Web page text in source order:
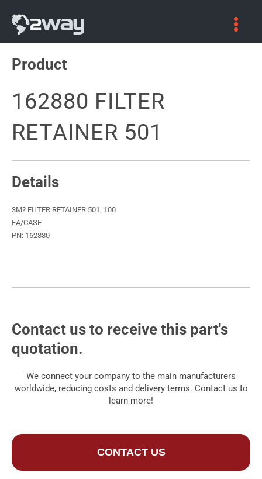
content
Product
162880 FILTER
RETAINER 501
Details
3M? FILTER RETAINER 501, 100
EA/CASE
PN: 162880
Contact us to receive this part's
quotation.
We connect your company to the main manufacturers
worldwide, reducing costs and delivery terms. Contact us to
learn more!
CONTACT US